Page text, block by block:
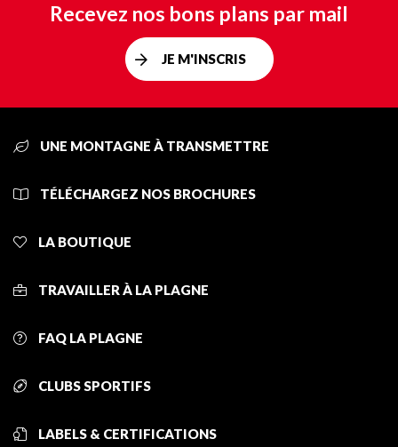
Recevez nos bons plans par mail
JE M'INSCRIS
UNE MONTAGNE À TRANSMETTRE
TÉLÉCHARGEZ NOS BROCHURES
LA BOUTIQUE
TRAVAILLER À LA PLAGNE
FAQ LA PLAGNE
CLUBS SPORTIFS
LABELS & CERTIFICATIONS